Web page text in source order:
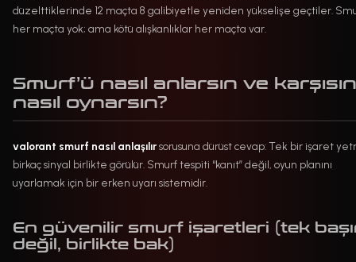
düzelttiklerinde 12 maçta 8 galibiyetle yeniden yükselişe geçtiler.
her maçta yok; ama kötü alışkanlıklar her maçta var.
Smurf’ü nasıl anlarsın ve
nasıl oynarsın?
valorant smurf nasıl anlaşılırsorusuna dürüst cevap: Tek bir işaret
birkaç sinyal birlikte görülür. Smurf tespiti “kanıt” değil, oyun planını
uyarlamak için bir erken uyarı sistemidir.
En güvenilir smurf işaretleri (tek
değil, birlikte bak)